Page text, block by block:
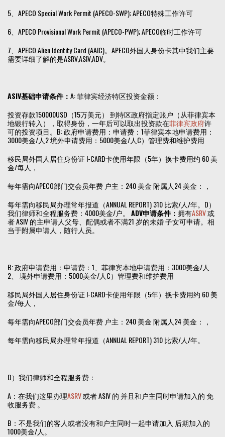
5、APECO Special Work Permit (APECO-SWP); APECO特殊工作许可
6、APECO Provisional Work Permit (APECO-PWP); APECO临时工作许可
7、APECO Alien Identity Card (AAIC)。APECO外国人身份卡其中我们主要
需要详细了解的是ASRV,ASIV,ADV。
ASIV基础申请条件： A: 菲律宾经济特区投资金额：
投资存款150000USD（15万美元） 到特区政府指定账户（从菲律宾本
地银行转入），取得身份，一年后可以取出投资款在菲律宾政府许
可的投资项目。B: 政府申请费用：申请费：1菲律宾本地申请费用：
3000美金/人2 境外申请费用：5000美金/人C）管理费和维护费用
移民局外国人居住身份证 I-CARD卡使用年限（5年）换卡费用约 60 美
金/每人，
每年需向APECO部门交会员年费 户主：240 美金 附属人24 美金：，
每年需向移民局办理常年报道（ANNUAL REPORT) 310 比索/人/年。D）
我们律师和全程服务费：4000美金/户。 ADV申请条件： 拥有ASRV或
者 ASIV 的主申请人父母、配偶或者不满21 岁的未婚 子女可申请。相
当于附属申请人，随行人员。
B: 政府申请费用：申请费：1、菲律宾本地申请费用：3000美金/人
2、 境外申请费用：5000美金/人C）管理费和维护费用
移民局外国人居住身份证 I-CARD卡使用年限（5年）换卡费用约 60 美
金/每人，
每年需向APECO部门交会员年费 户主：240 美金 附属人24 美金：，
每年需向移民局办理常年报道（ANNUAL REPORT) 310 比索/人/年。
D）我们律师和全程服务费：
A：在我们这里办理ASRV或者 ASIV 的 并且和户主同时申请加入的 免
收服务费 。
B：不是我们的客人或者没有和户主同时一起申请加入 后期加入的
1000美金/人。